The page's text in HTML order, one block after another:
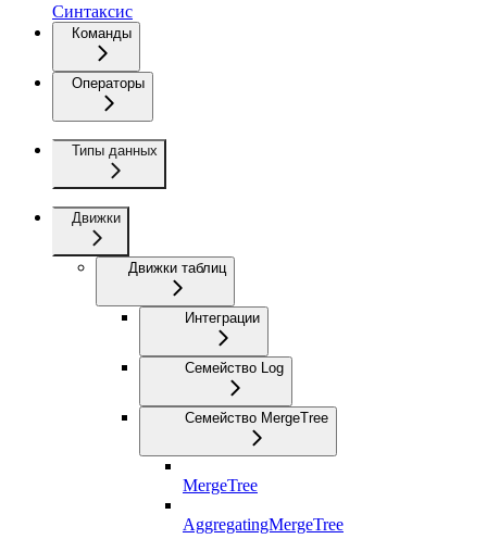
Синтаксис
Команды
Операторы
Типы данных
Движки
Движки таблиц
Интеграции
Семейство Log
Семейство MergeTree
MergeTree
AggregatingMergeTree